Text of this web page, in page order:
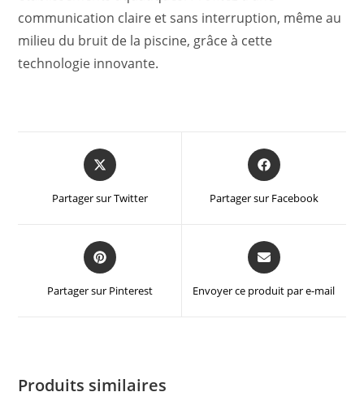
communication claire et sans interruption, même au
milieu du bruit de la piscine, grâce à cette
technologie innovante.
Partager sur Twitter Partager sur Facebook
Partager sur Pinterest Envoyer ce produit par e-mail
Produits similaires